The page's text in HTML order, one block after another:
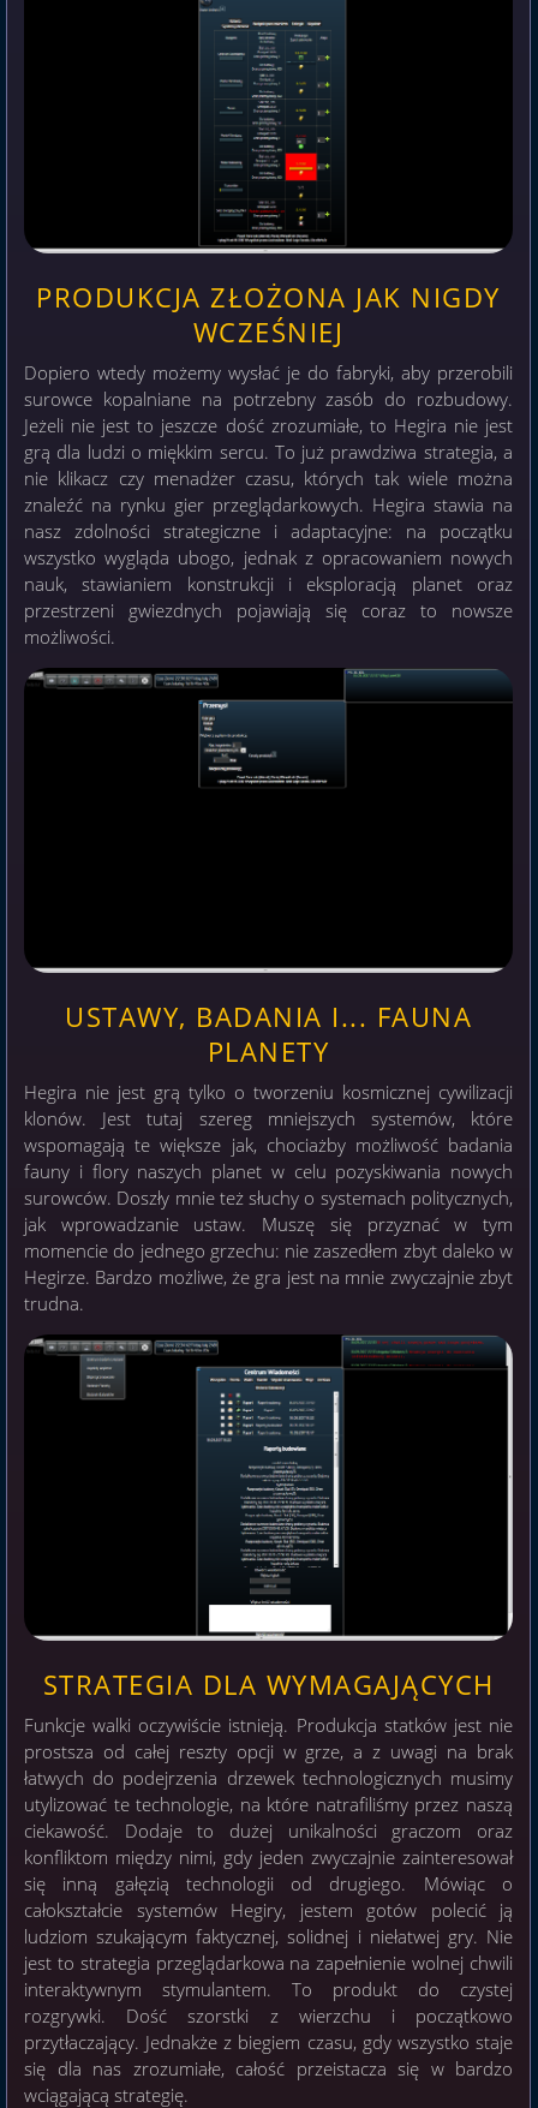
PRODUKCJA ZŁOŻONA JAK NIGDY
WCZEŚNIEJ
Dopiero wtedy możemy wysłać je do fabryki, aby przerobili
surowce kopalniane na potrzebny zasób do rozbudowy.
Jeżeli nie jest to jeszcze dość zrozumiałe, to Hegira nie jest
grą dla ludzi o miękkim sercu. To już prawdziwa strategia, a
nie klikacz czy menadżer czasu, których tak wiele można
znaleźć na rynku gier przeglądarkowych. Hegira stawia na
nasz zdolności strategiczne i adaptacyjne: na początku
wszystko wygląda ubogo, jednak z opracowaniem nowych
nauk, stawianiem konstrukcji i eksploracją planet oraz
przestrzeni gwiezdnych pojawiają się coraz to nowsze
możliwości.
USTAWY, BADANIA I... FAUNA
PLANETY
Hegira nie jest grą tylko o tworzeniu kosmicznej cywilizacji
klonów. Jest tutaj szereg mniejszych systemów, które
wspomagają te większe jak, chociażby możliwość badania
fauny i flory naszych planet w celu pozyskiwania nowych
surowców. Doszły mnie też słuchy o systemach politycznych,
jak wprowadzanie ustaw. Muszę się przyznać w tym
momencie do jednego grzechu: nie zaszedłem zbyt daleko w
Hegirze. Bardzo możliwe, że gra jest na mnie zwyczajnie zbyt
trudna.
STRATEGIA DLA WYMAGAJĄCYCH
Funkcje walki oczywiście istnieją. Produkcja statków jest nie
prostsza od całej reszty opcji w grze, a z uwagi na brak
łatwych do podejrzenia drzewek technologicznych musimy
utylizować te technologie, na które natrafiliśmy przez naszą
ciekawość. Dodaje to dużej unikalności graczom oraz
konfliktom między nimi, gdy jeden zwyczajnie zainteresował
się inną gałęzią technologii od drugiego. Mówiąc o
całokształcie systemów Hegiry, jestem gotów polecić ją
ludziom szukającym faktycznej, solidnej i niełatwej gry. Nie
jest to strategia przeglądarkowa na zapełnienie wolnej chwili
interaktywnym stymulantem. To produkt do czystej
rozgrywki. Dość szorstki z wierzchu i początkowo
przytłaczający. Jednakże z biegiem czasu, gdy wszystko staje
się dla nas zrozumiałe, całość przeistacza się w bardzo
wciągającą strategię.